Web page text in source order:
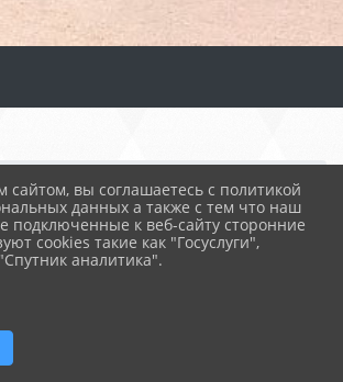
Абитуриентам
и пр...
Профессии
отдело...
МАСТЕР ОТДЕЛОЧНЫХ
И ДЕКОРАТИВНЫХ РАБОТ
сайтом, вы соглашаетесь с политикой
данных а также с тем что наш
подключенные к веб-сайту сторонние
cookies такие как "Госуслуги",
аналитика".